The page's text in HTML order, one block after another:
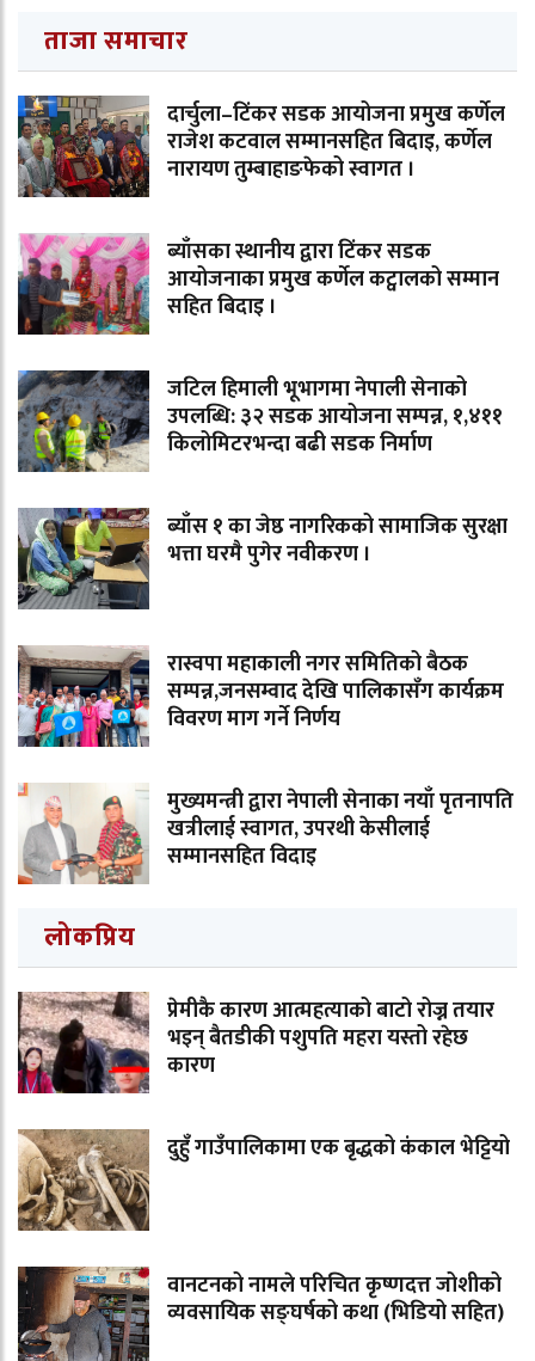
ताजा समाचार
दार्चुला–टिंकर सडक आयोजना प्रमुख कर्णेल
राजेश कटवाल सम्मानसहित बिदाइ, कर्णेल
नारायण तुम्बाहाङफेको स्वागत ।
ब्याँसका स्थानीय द्वारा टिंकर सडक
आयोजनाका प्रमुख कर्णेल कट्वालको सम्मान
सहित बिदाइ ।
जटिल हिमाली भूभागमा नेपाली सेनाको
उपलब्धि: ३२ सडक आयोजना सम्पन्न, १,४११
किलोमिटरभन्दा बढी सडक निर्माण
ब्याँस १ का जेष्ठ नागरिकको सामाजिक सुरक्षा
भत्ता घरमै पुगेर नवीकरण ।
रास्वपा महाकाली नगर समितिको बैठक
सम्पन्न,जनसम्वाद देखि पालिकासँग कार्यक्रम
विवरण माग गर्ने निर्णय
मुख्यमन्त्री द्वारा नेपाली सेनाका नयाँ पृतनापति
खत्रीलाई स्वागत, उपरथी केसीलाई
सम्मानसहित विदाइ
लोकप्रिय
प्रेमीकै कारण आत्महत्याको बाटो रोज्न तयार
भइन् बैतडीकी पशुपति महरा यस्तो रहेछ
कारण
दुहुँ गाउँपालिकामा एक बृद्धको कंकाल भेट्टियो
वानटनको नामले परिचित कृष्णदत्त जोशीको
व्यवसायिक सङ्घर्षको कथा (भिडियो सहित)